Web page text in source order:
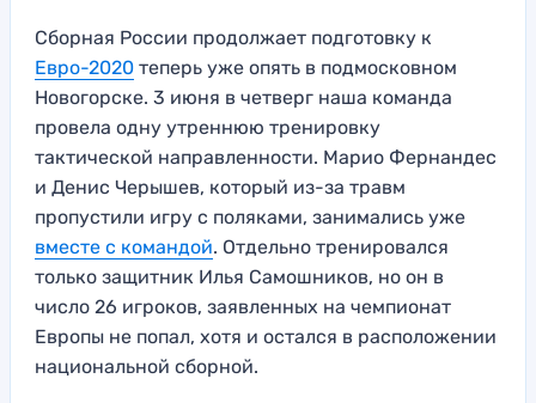
Сборная России продолжает подготовку к
Евро-2020 теперь уже опять в подмосковном
Новогорске. 3 июня в четверг наша команда
провела одну утреннюю тренировку
тактической направленности. Марио Фернандес
и Денис Черышев, который из-за травм
пропустили игру с поляками, занимались уже
вместе с командой. Отдельно тренировался
только защитник Илья Самошников, но он в
число 26 игроков, заявленных на чемпионат
Европы не попал, хотя и остался в расположении
национальной сборной.